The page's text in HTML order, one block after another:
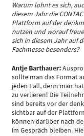
Warum lohnt es sich,
diesem Jahr die
Plattform auf der
nutzen und worauf
sich in diesem Jahr auf
Fachmesse besonders?
Antje Barthauer:
sollte man das Format
jeden Fall, denn man
zu verlieren! Die
sind bereits vor der
sichtbar auf der
können darüber nach
im Gespräch bleiben.